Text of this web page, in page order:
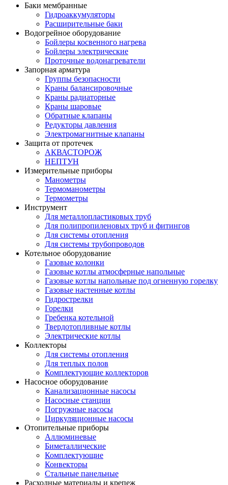
Баки мембранные
Гидроаккумуляторы
Расширительные баки
Водогрейное оборудование
Бойлеры косвенного нагрева
Бойлеры электрические
Проточные водонагреватели
Запорная арматура
Группы безопасности
Краны балансировочные
Краны радиаторные
Краны шаровые
Обратные клапаны
Редукторы давления
Электромагнитные клапаны
Защита от протечек
АКВАСТОРОЖ
НЕПТУН
Измерительные приборы
Манометры
Термоманометры
Термометры
Инструмент
Для металлопластиковых труб
Для полипропиленовых труб и фитингов
Для системы отопления
Для системы трубопроводов
Котельное оборудование
Газовые колонки
Газовые котлы атмосферные напольные
Газовые котлы напольные под огненную горелку
Газовые настенные котлы
Гидрострелки
Горелки
Гребенка котельной
Твердотопливные котлы
Электрические котлы
Коллекторы
Для системы отопления
Для теплых полов
Комплектующие коллекторов
Насосное оборудование
Канализационные насосы
Насосные станции
Погружные насосы
Циркуляционные насосы
Отопительные приборы
Аллюминевые
Биметаллические
Комплектующие
Конвекторы
Стальные панельные
Расходные материалы и крепеж